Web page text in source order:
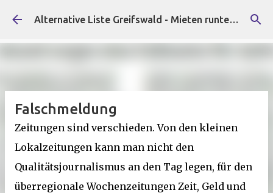
Direkt zum Hauptbereich Alternative Liste Greifswald - Mieten runter, Faschist*innen raus!
Falschmeldung
Zeitungen sind verschieden. Von den kleinen
Lokalzeitungen kann man nicht den
Qualitätsjournalismus an den Tag legen, für den
überregionale Wochenzeitungen Zeit, Geld und